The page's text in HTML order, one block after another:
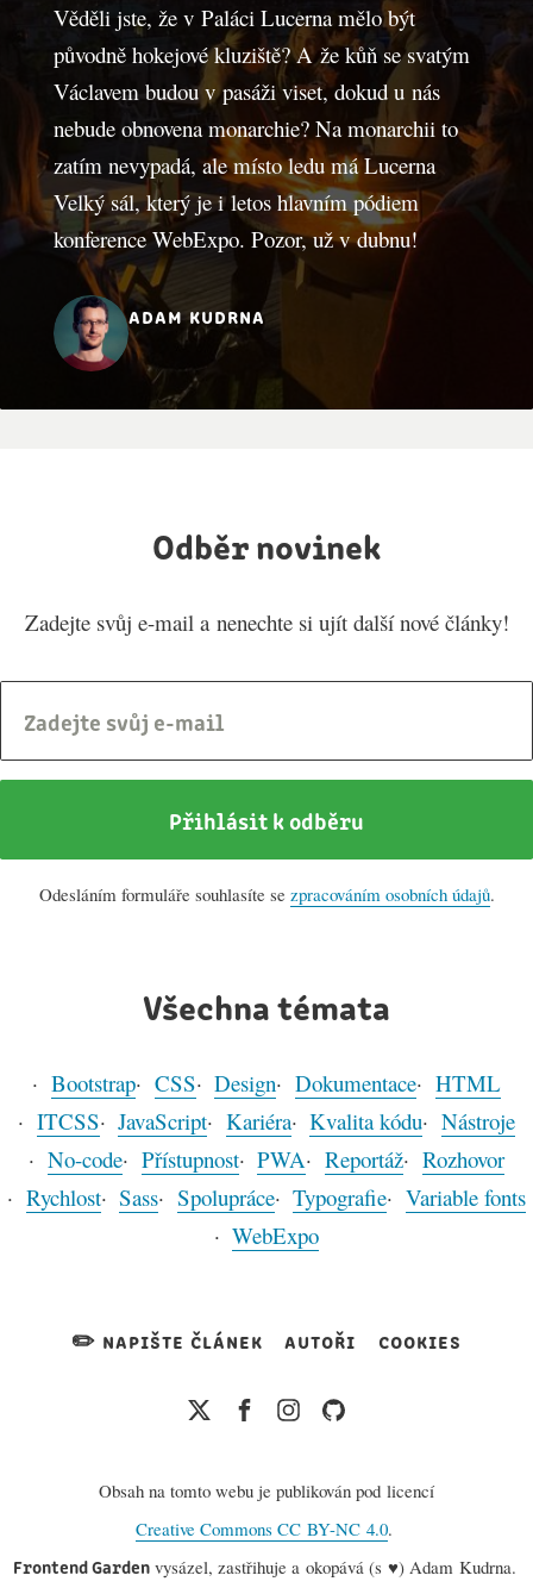
Věděli jste, že v Paláci Lucerna mělo být
původně hokejové kluziště? A že kůň se svatým
Václavem budou v pasáži viset, dokud u nás
nebude obnovena monarchie? Na monarchii to
zatím nevypadá, ale místo ledu má Lucerna
Velký sál, který je i letos hlavním pódiem
konference WebExpo. Pozor, už v dubnu!
adam kudrna
Odběr novinek
Zadejte svůj e-mail a nenechte si ujít další nové články!
Přihlásit k odběru
Odesláním formuláře souhlasíte se zpracováním osobních údajů.
Všechna témata
Bootstrap CSS Design Dokumentace
HTML
ITCSS
JavaScript Kariéra Kvalita kódu
Nástroje
No-code
Přístupnost PWA Reportáž
Rozhovor
Rychlost
Sass Spolupráce Typografie
Variable fonts
WebExpo
✏️ napište článek autoři cookies
Obsah na tomto webu je publikován pod licencí
Creative Commons CC BY-NC 4.0.
Frontend Garden vysázel, zastřihuje a okopává (s ♥️) Adam Kudrna.